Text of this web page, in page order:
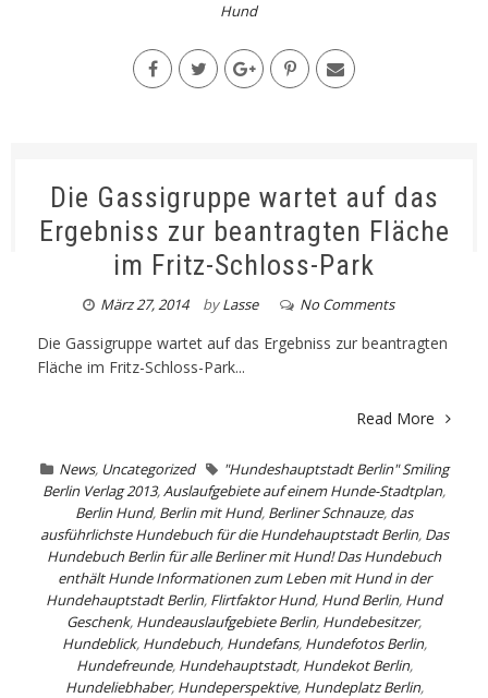
Hund
Die Gassigruppe wartet auf das
Ergebniss zur beantragten Fläche
im Fritz-Schloss-Park
März 27, 2014 byLasse No Comments
Die Gassigruppe wartet auf das Ergebniss zur beantragten
Fläche im Fritz-Schloss-Park...
Read More
News, Uncategorized
"Hundeshauptstadt Berlin" Smiling
Berlin Verlag 2013,Auslaufgebiete auf einem Hunde-Stadtplan,
Berlin Hund, Berlin mit Hund, Berliner Schnauze, das
ausführlichste Hundebuch für die Hundehauptstadt Berlin, Das
Hundebuch Berlin für alle Berliner mit Hund! Das Hundebuch
enthält Hunde Informationen zum Leben mit Hund in der
Hundehauptstadt Berlin, Flirtfaktor Hund, Hund Berlin, Hund
Geschenk, Hundeauslaufgebiete Berlin, Hundebesitzer,
Hundeblick, Hundebuch, Hundefans, Hundefotos Berlin,
Hundefreunde, Hundehauptstadt, Hundekot Berlin,
Hundeliebhaber, Hundeperspektive, Hundeplatz Berlin,